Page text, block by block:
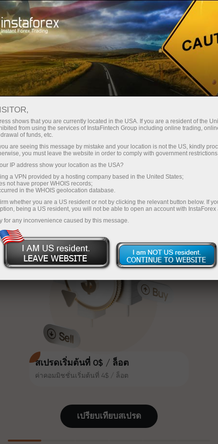
InstaForex
สเปรดเริ่มต้นที่ 0$ / ล็อต
ค่าคอมมิชชั่นเริ่มต้นที่ 4$ / ล็อต
กับ InstaForex คุณจะได้รับเงื่อนไขที่
สูงสุด 1:5000 สเปรดและค่า
คอมมิชชั่นที่ดีที่สุดในตลาด รวมถึง
เงื่อนไขที่เหมาะสมสำหรับการเทรด
หุ้นและดัชนี
InstaForex ทุกคนสามารถรับโบนัส
สูงสุด 30% จากยอดฝาก และใช้
ประโยชน์จากโปรโมชั่นและข้อเสนอ
พิเศษอื่น ๆ
ความเร็วในสนามแข่งและความเร็ว
ในการเทรดมีคุณค่าเดียวกัน Aleš
Loprais นำความมุ่งมั่นและวินัยเข้าสู่
โลกของการเทรด ในฐานะพันธมิตรที่
สร้างแรงบันดาลใจให้ลูกค้าบรรลุเป้า
หมายที่ทะเยอทะยาน
คนสามารถรับ iPhone, MacBook
หรือทริปในฝัน เพียงแค่ฝากเงิน
สเปรดต่ำมาก — กำไรสูง
โบนัส 30%
สำหรับทุกการฝาก
ความเร็ว
ในการเทรดและบนทางหลวง
แจ็กพอตของขวัญส่วนตัวของคุณ
ฝากเงินจำนวน $333 — เลือกของขวัญมูลค่าสูงสุด
$1,500
เทรดแบบไร้ความเสี่ยง — เรารับประกัน
กำไรของคุณ
โบนัสสูงสุด X1000 — ตัวคูณที่ใหญ่ที่สุด
เปรียบเทียบสเปรด
shows that you are currently located in the USA. If you are a resident of the
from using the services of InstaFintech Group including online trading,
of funds, etc.
are seeing this message by mistake and your location is not the US, kindly
you must leave the website in order to comply with government
IP address show your location as the USA?
a VPN provided by a hosting company based in the United States;
not have proper WHOIS records;
in the WHOIS geolocation database.
whether you are a US resident or not by clicking the relevant button below. If
being a US resident, you will not be able to open an account with InstaForex
for any inconvenience caused by this message.